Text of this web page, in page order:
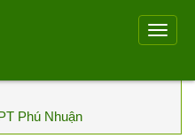
Phú Nhuận